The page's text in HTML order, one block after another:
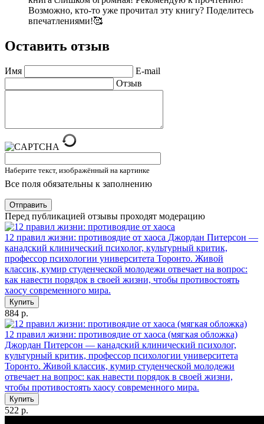
Возможно, кто-то уже прочитал эту книгу? Поделитесь
впечатлениями!🥰
Оставить отзыв
Имя
E-mail
Отзыв
Наберите текст, изображённый на картинке
Все поля обязательны к заполнению
Отправить
Перед публикацией отзывы проходят модерацию
12 правил жизни: противоядие от хаоса Джордан Питерсон —
канадский клинический психолог, культурный критик,
профессор психологии университета Торонто. Живой
классик, кумир студенческой молодежи отвечает на вопрос:
как навести порядок в своей жизни, чтобы противостоять
хаосу современного мира.
Купить
884 р.
12 правил жизни: противоядие от хаоса (мягкая обложка)
Джордан Питерсон — канадский клинический психолог,
культурный критик, профессор психологии университета
Торонто. Живой классик, кумир студенческой молодежи
отвечает на вопрос: как навести порядок в своей жизни,
чтобы противостоять хаосу современного мира.
Купить
522 р.